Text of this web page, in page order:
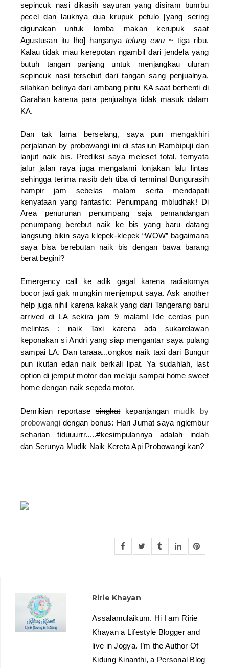
sepincuk nasi dikasih sayuran yang disiram bumbu
pecel dan lauknya dua krupuk petulo [yang sering
digunakan untuk lomba makan kerupuk saat
Agustusan itu lho] harganyatelung ewu~ tiga ribu.
Kalau tidak mau kerepotan ngambil dari jendela yang
butuh tangan panjang untuk menjangkau uluran
sepincuk nasi tersebut dari tangan sang penjualnya,
silahkan belinya dari ambang pintu KA saat berhenti di
Garahan karena para penjualnya tidak masuk dalam
KA.
Dan tak lama berselang, saya pun mengakhiri
perjalanan by probowangi ini di stasiun Rambipuji dan
lanjut naik bis. Prediksi saya meleset total, ternyata
jalur jalan raya juga mengalami lonjakan lalu lintas
sehingga terima nasib deh tiba di terminal Bungurasih
hampir jam sebelas malam serta mendapati
kenyataan yang fantastic: Penumpang mbludhak! Di
Area penurunan penumpang saja pemandangan
penumpang berebut naik ke bis yang baru datang
langsung bikin saya klepek-klepek “WOW” bagaimana
saya bisa berebutan naik bis dengan bawa barang
berat begini?
Emergency call ke adik gagal karena radiatornya
bocor jadi gak mungkin menjemput saya. Ask another
help juga nihil karena kakak yang dari Tangerang baru
arrived di LA sekira jam 9 malam! Idecerdaspun
melintas : naik Taxi karena ada sukarelawan
keponakan si Andri yang siap mengantar saya pulang
sampai LA. Dan taraaa...ongkos naik taxi dari Bungur
pun ikutan edan naik berkali lipat. Ya sudahlah, last
option di jemput motor dan melaju sampai home sweet
home dengan naik sepeda motor.
Demikian reportase singkatkepanjangan mudik by
probowangi dengan bonus: Hari Jumat saya nglembur
seharian tiduuurrr.....#kesimpulannya adalah indah
dan Serunya Mudik Naik Kereta Api Probowangi kan?
Ririe Khayan
Assalamulaikum. Hi I am Ririe
Khayan a Lifestyle Blogger and
live in Jogya. I’m the Author Of
Kidung Kinanthi, a Personal Blog